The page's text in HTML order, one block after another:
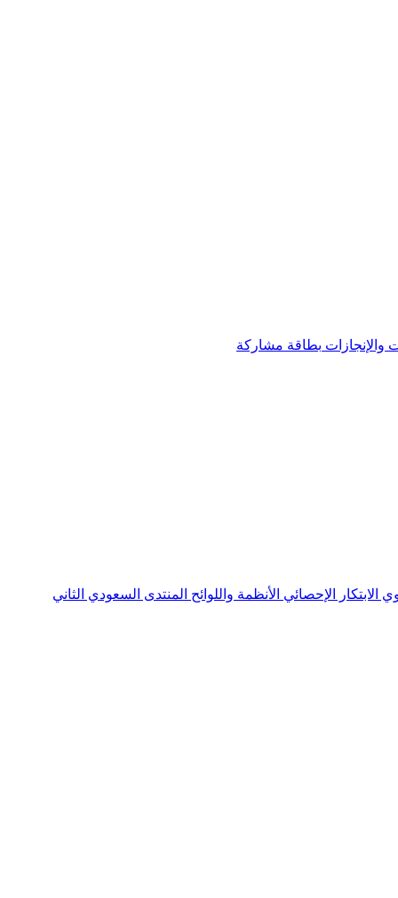
والإنجازات بطاقة مشاركة
الابتكار الإحصائي الأنظمة واللوائح المنتدى السعودي الثاني